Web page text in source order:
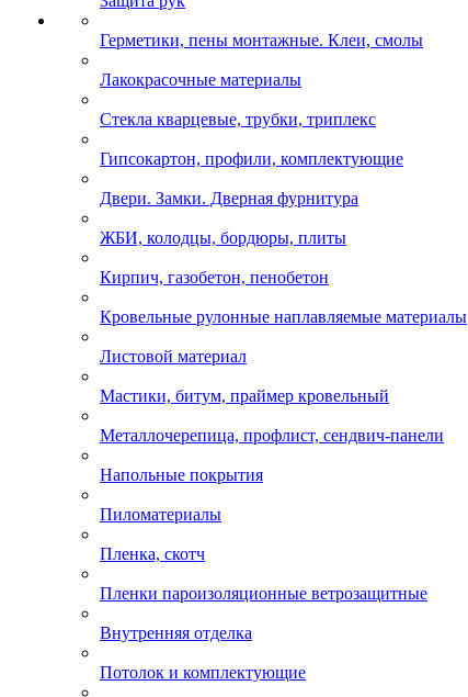
Герметики, пены монтажные. Клеи, смолы
Лакокрасочные материалы
Стекла кварцевые, трубки, триплекс
Гипсокартон, профили, комплектующие
Двери. Замки. Дверная фурнитура
ЖБИ, колодцы, бордюры, плиты
Кирпич, газобетон, пенобетон
Кровельные рулонные наплавляемые материалы
Листовой материал
Мастики, битум, праймер кровельный
Металлочерепица, профлист, сендвич-панели
Напольные покрытия
Пиломатериалы
Пленка, скотч
Пленки пароизоляционные ветрозащитные
Внутренняя отделка
Потолок и комплектующие